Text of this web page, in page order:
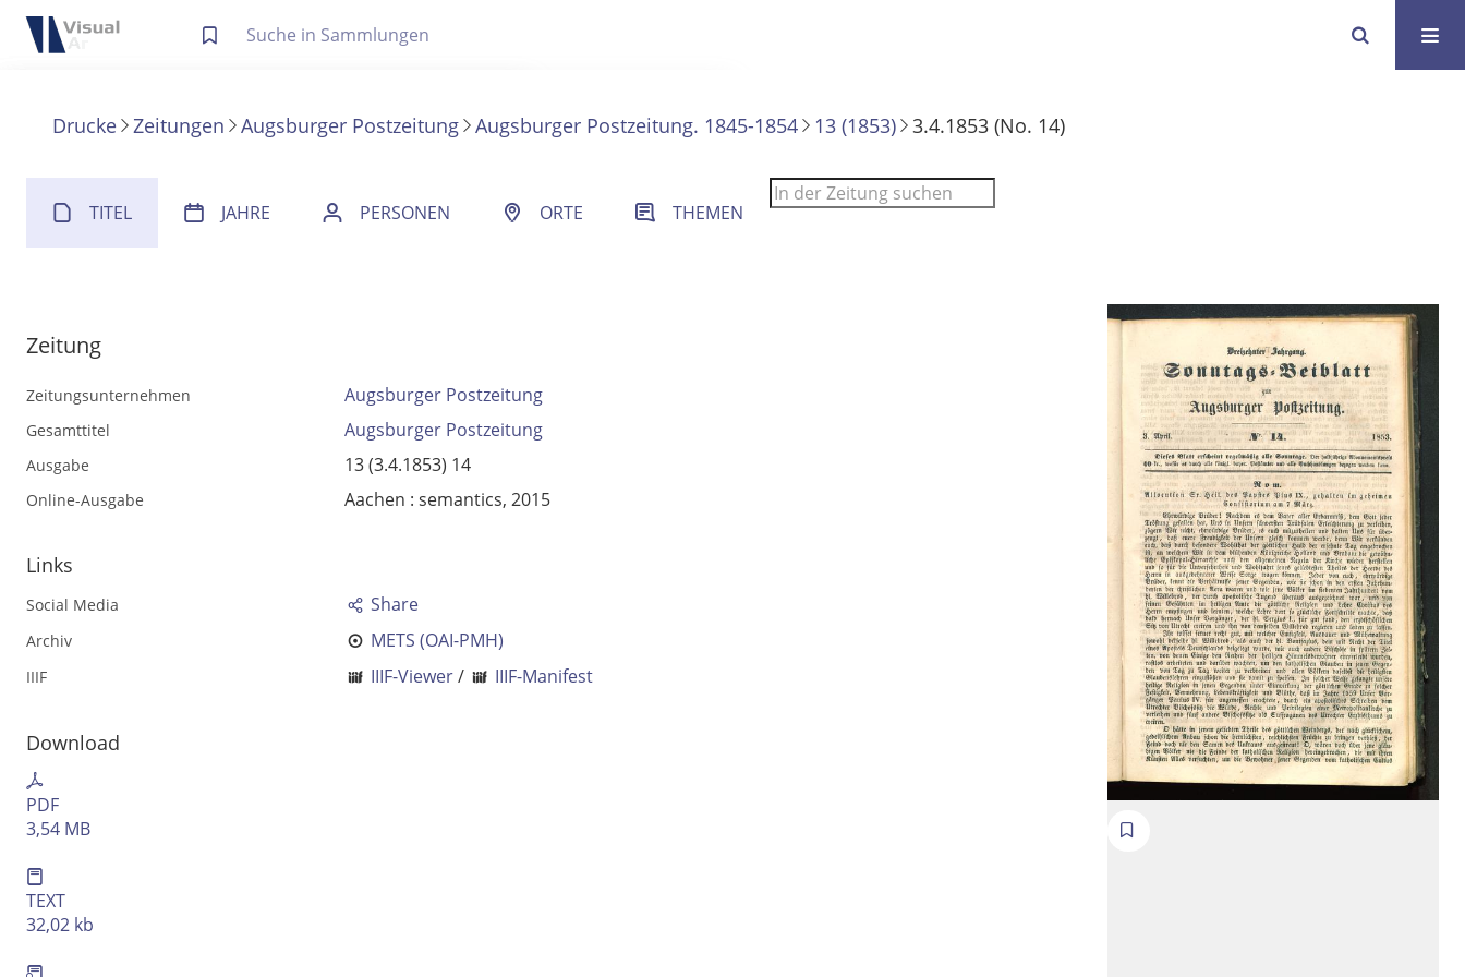
Die letzte Trefferliste besteht aus Ihrer letzten Suche, samt Filter- und Sucheinstellungen.
Volltext und Inhaltsverzeichnis
Ausgabe-Optionen
Drucke Zeitungen Augsburger Postzeitung Augsburger Postzeitung. 1845-1854 13 (1853) 3.4.1853 (No. 14)
TITEL JAHRE PERSONEN ORTE THEMEN
Zeitung
Zeitungsunternehmen Augsburger Postzeitung
Gesamttitel Augsburger Postzeitung
Ausgabe 13 (3.4.1853) 14
Online-Ausgabe Aachen : semantics, 2015
Links
Social Media Share
Archiv METS (OAI-PMH)
IIIF IIIF-Viewer/ IIIF-Manifest
Download
PDF
3,54 MB
TEXT
32,02 kb